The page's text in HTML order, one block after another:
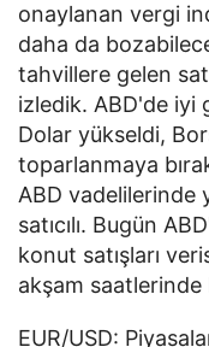
onaylanan vergi
daha da
tahvillere gelen
izledik. ABD'de iyi
Dolar yükseldi,
toparlanmaya
ABD vadelilerinde
satıcılı. Bugün
konut satışları
akşam
EUR/USD: